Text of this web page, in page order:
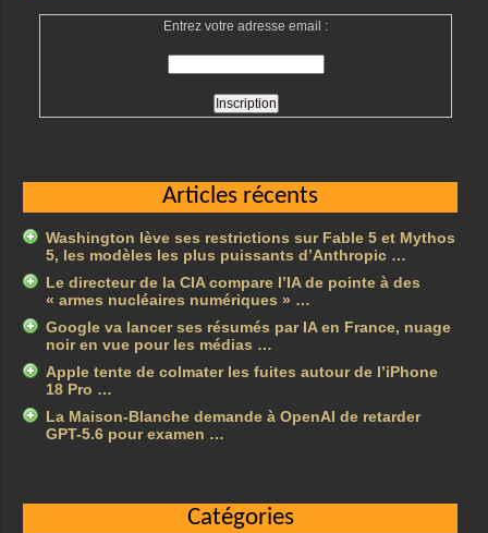
Entrez votre adresse email :
Articles récents
Washington lève ses restrictions sur Fable 5 et Mythos
5, les modèles les plus puissants d’Anthropic …
Le directeur de la CIA compare l’IA de pointe à des
« armes nucléaires numériques » …
Google va lancer ses résumés par IA en France, nuage
noir en vue pour les médias …
Apple tente de colmater les fuites autour de l’iPhone
18 Pro …
La Maison-Blanche demande à OpenAI de retarder
GPT-5.6 pour examen …
Catégories